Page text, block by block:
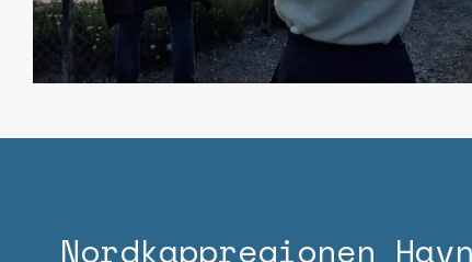
Nordkapp­regionen Havn